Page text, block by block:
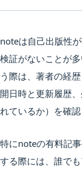
noteは自己出版性
検証がないことが
う際は、著者の経
開日時と更新履歴
れているか）を確認
特にnoteの有料記
する際には、誰で